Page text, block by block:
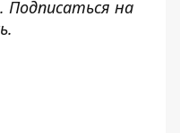
. Подписаться на
.